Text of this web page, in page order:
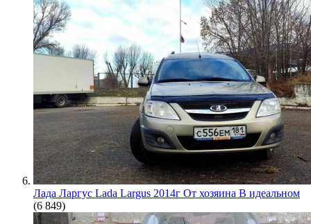
Лада Ларгус Lada Largus 2014г От хозяина В идеальном
(6 849)